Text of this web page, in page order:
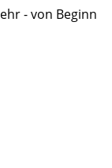
- von Beginn